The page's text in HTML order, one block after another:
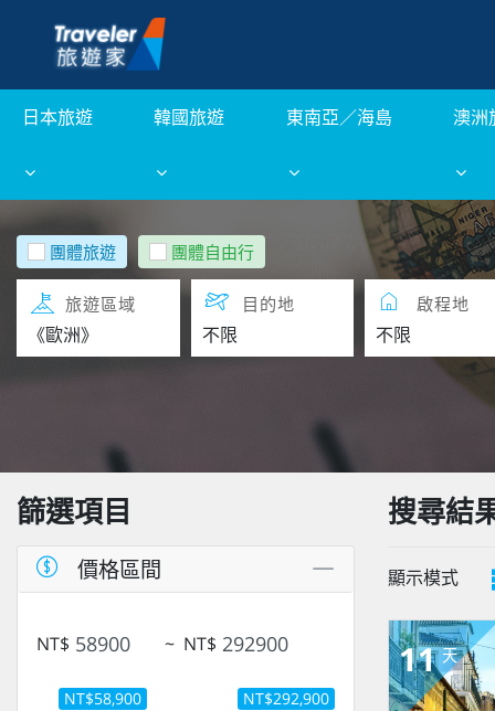
日本旅遊 韓國旅遊 東南亞／海島 澳洲
團體旅遊 團體自由行
旅遊區域 目的地 啟程地
篩選項目
價格區間
NT$ ~ NT$
NT$58,900 NT$292,900
搜尋結
顯示模式
11 天